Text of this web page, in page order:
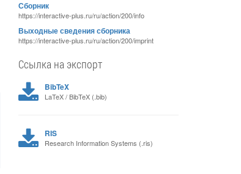
Сборник
https://interactive-plus.ru/ru/action/200/info
Выходные сведения сборника
https://interactive-plus.ru/ru/action/200/imprint
Ссылка на экспорт
BibTeX
LaTeX / BibTeX (.bib)
RIS
Research Information Systems (.ris)